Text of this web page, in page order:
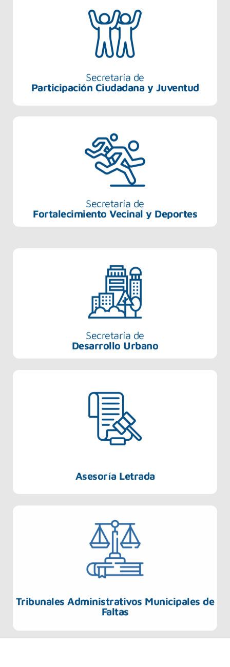
Secretaría de
Participación Ciudadana y Juventud
Secretaría de
Fortalecimiento Vecinal y Deportes
Secretaría de
Desarrollo Urbano
Asesoría Letrada
Tribunales Administrativos Municipales de
Faltas